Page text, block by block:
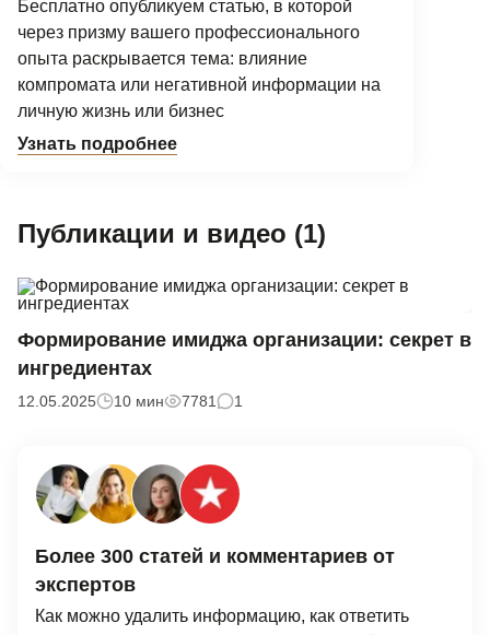
Бесплатно опубликуем статью, в которой
через призму вашего профессионального
опыта раскрывается тема: влияние
компромата или негативной информации на
личную жизнь или бизнес
Узнать подробнее
Публикации и видео (1)
Формирование имиджа организации: секрет в
ингредиентах
12.05.2025 10 мин 7781 1
Более 300 статей и комментариев от
экспертов
Как можно удалить информацию, как ответить